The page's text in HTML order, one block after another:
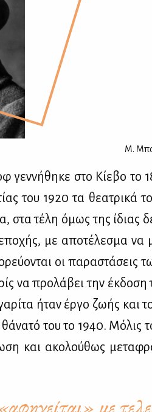
Μ.
στο Κί­ε­βο το
του 1920 τα θε­α­τρι­κά
στα τέ­λη όμως της ίδιας
επο­χής, με απο­τέ­λε­σμα
οι πα­ρα­στά­σεις
να προ­λά­βει την
ήταν έρ­γο ζω­ής και
του το 1940. Μό­λις
και ακο­λού­θως
με